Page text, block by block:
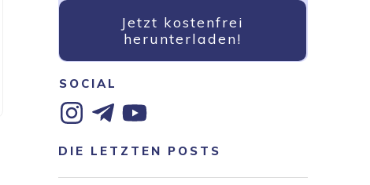
Jetzt kostenfrei
herunterladen!
SOCIAL
DIE LETZTEN POSTS